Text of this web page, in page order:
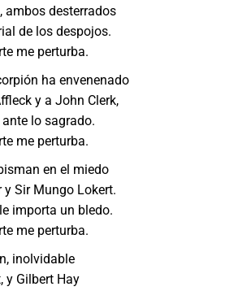
ambos desterrados
de los despojos.
me perturba.
ha envenenado
y a John Clerk,
lo sagrado.
me perturba.
en el miedo
y Sir Mungo Lokert.
importa un bledo.
me perturba.
inolvidable
y Gilbert Hay